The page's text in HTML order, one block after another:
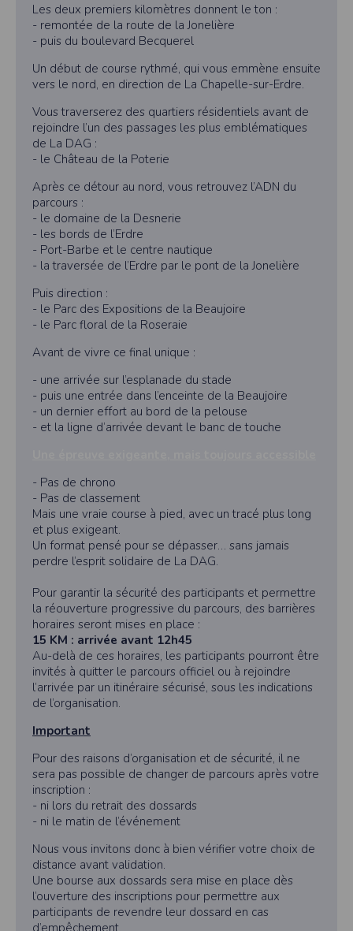
Les deux premiers kilomètres donnent le ton :
- remontée de la route de la Jonelière
- puis du boulevard Becquerel
Un début de course rythmé, qui vous emmène ensuite
vers le nord, en direction de La Chapelle-sur-Erdre.
Vous traverserez des quartiers résidentiels avant de
rejoindre l’un des passages les plus emblématiques
de La DAG :
- le Château de la Poterie
Après ce détour au nord, vous retrouvez l’ADN du
parcours :
- le domaine de la Desnerie
- les bords de l’Erdre
- Port-Barbe et le centre nautique
- la traversée de l’Erdre par le pont de la Jonelière
Puis direction :
- le Parc des Expositions de la Beaujoire
- le Parc floral de la Roseraie
Avant de vivre ce final unique :
- une arrivée sur l’esplanade du stade
- puis une entrée dans l’enceinte de la Beaujoire
- un dernier effort au bord de la pelouse
- et la ligne d’arrivée devant le banc de touche
- Pas de chrono
- Pas de classement
Mais une vraie course à pied, avec un tracé plus long
et plus exigeant.
Un format pensé pour se dépasser… sans jamais
perdre l’esprit solidaire de La DAG.
Pour garantir la sécurité des participants et permettre
la réouverture progressive du parcours, des barrières
horaires seront mises en place :
15 KM : arrivée avant 12h45
Au-delà de ces horaires, les participants pourront être
invités à quitter le parcours officiel ou à rejoindre
l’arrivée par un itinéraire sécurisé, sous les indications
de l’organisation.
Important
Pour des raisons d’organisation et de sécurité, il ne
sera pas possible de changer de parcours après votre
inscription :
- ni lors du retrait des dossards
- ni le matin de l’événement
Nous vous invitons donc à bien vérifier votre choix de
distance avant validation.
Une bourse aux dossards sera mise en place dès
l’ouverture des inscriptions pour permettre aux
participants de revendre leur dossard en cas